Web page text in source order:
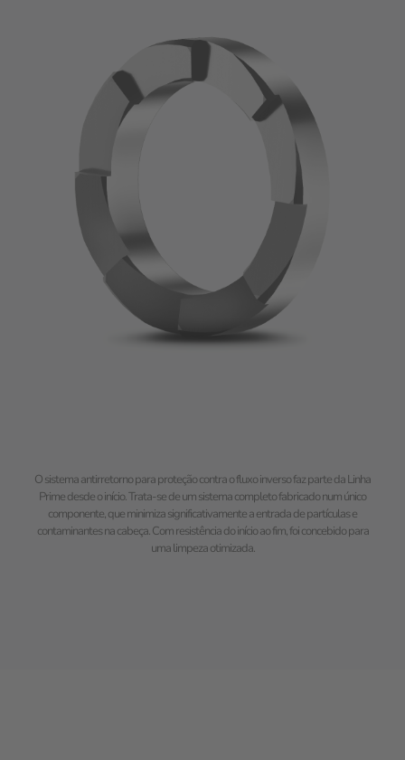
O sistema antirretorno para proteção contra o fluxo inverso faz parte da Linha
Prime desde o início. Trata-se de um sistema completo fabricado num único
componente, que minimiza significativamente a entrada de partículas e
contaminantes na cabeça. Com resistência do início ao fim, foi concebido para
uma limpeza otimizada.